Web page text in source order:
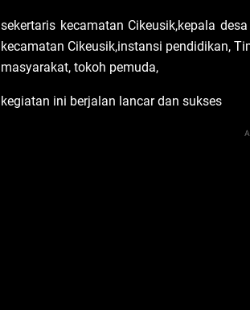
‎sekertaris kecamatan Cikeusik,kepala
kecamatan Cikeusik,instansi pendidikan,
masyarakat, tokoh pemuda,
‎kegiatan ini berjalan lancar dan sukses